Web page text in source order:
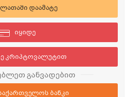
დაამატე
იყიდე
კრიპტოვალუტით
განვადებით
ბანკი